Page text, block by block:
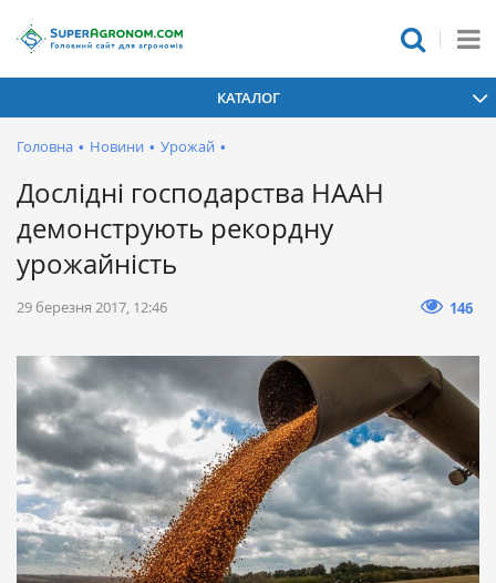
КАТАЛОГ
Головна • Новини • Урожай •
Дослідні господарства НААН
демонструють рекордну
урожайність
29 березня 2017, 12:46 146